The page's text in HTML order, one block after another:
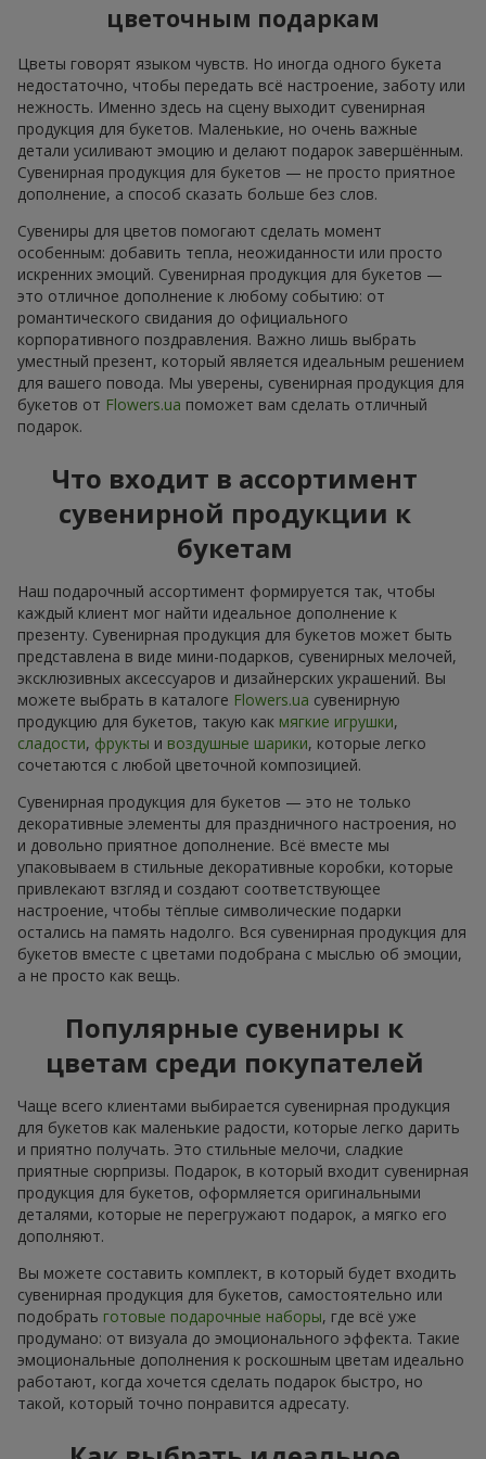
цветочным подаркам
Цветы говорят языком чувств. Но иногда одного букета
недостаточно, чтобы передать всё настроение, заботу или
нежность. Именно здесь на сцену выходит сувенирная
продукция для букетов. Маленькие, но очень важные
детали усиливают эмоцию и делают подарок завершённым.
Сувенирная продукция для букетов — не просто приятное
дополнение, а способ сказать больше без слов.
Сувениры для цветов помогают сделать момент
особенным: добавить тепла, неожиданности или просто
искренних эмоций. Сувенирная продукция для букетов —
это отличное дополнение к любому событию: от
романтического свидания до официального
корпоративного поздравления. Важно лишь выбрать
уместный презент, который является идеальным решением
для вашего повода. Мы уверены, сувенирная продукция для
букетов от Flowers.ua поможет вам сделать отличный
подарок.
Что входит в ассортимент
сувенирной продукции к
букетам
Наш подарочный ассортимент формируется так, чтобы
каждый клиент мог найти идеальное дополнение к
презенту. Сувенирная продукция для букетов может быть
представлена в виде мини-подарков, сувенирных мелочей,
эксклюзивных аксессуаров и дизайнерских украшений. Вы
можете выбрать в каталоге Flowers.ua сувенирную
продукцию для букетов, такую как мягкие игрушки,
сладости, фрукты и воздушные шарики, которые легко
сочетаются с любой цветочной композицией.
Сувенирная продукция для букетов — это не только
декоративные элементы для праздничного настроения, но
и довольно приятное дополнение. Всё вместе мы
упаковываем в стильные декоративные коробки, которые
привлекают взгляд и создают соответствующее
настроение, чтобы тёплые символические подарки
остались на память надолго. Вся сувенирная продукция для
букетов вместе с цветами подобрана с мыслью об эмоции,
а не просто как вещь.
Популярные сувениры к
цветам среди покупателей
Чаще всего клиентами выбирается сувенирная продукция
для букетов как маленькие радости, которые легко дарить
и приятно получать. Это стильные мелочи, сладкие
приятные сюрпризы. Подарок, в который входит сувенирная
продукция для букетов, оформляется оригинальными
деталями, которые не перегружают подарок, а мягко его
дополняют.
Вы можете составить комплект, в который будет входить
сувенирная продукция для букетов, самостоятельно или
подобрать готовые подарочные наборы, где всё уже
продумано: от визуала до эмоционального эффекта. Такие
эмоциональные дополнения к роскошным цветам идеально
работают, когда хочется сделать подарок быстро, но
такой, который точно понравится адресату.